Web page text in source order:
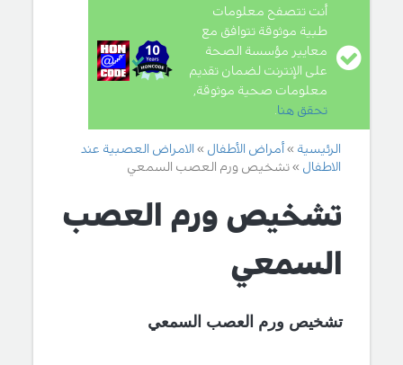
أنت تتصفح معلومات
طبية موثوقة تتوافق مع
معايير مؤسسة الصحة
على الإنترنت لضمان تقديم
معلومات صحية موثوقة,
تحقق هنا.
الرئيسية أمراض الأطفال
الامراض العصبية عند
الاطفال
تشخيص ورم العصب السمعي
تشخيص ورم العصب
السمعي
تشخيص ورم العصب السمعي